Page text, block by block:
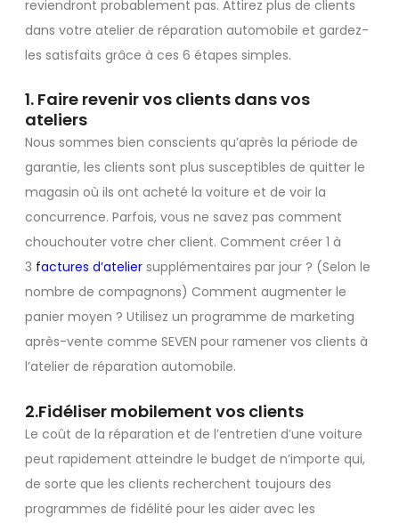
reviendront probablement pas. Attirez plus de clients
dans votre atelier de réparation automobile et gardez-
les satisfaits grâce à ces 6 étapes simples.
1. Faire revenir vos clients dans vos
ateliers
Nous sommes bien conscients qu’après la période de
garantie, les clients sont plus susceptibles de quitter le
magasin où ils ont acheté la voiture et de voir la
concurrence. Parfois, vous ne savez pas comment
chouchouter votre cher client. Comment créer 1 à
3 factures d’ateliersupplémentaires par jour ? (Selon le
nombre de compagnons) Comment augmenter le
panier moyen ? Utilisez un programme de marketing
après-vente comme SEVEN pour ramener vos clients à
l’atelier de réparation automobile.
2.Fidéliser mobilement vos clients
Le coût de la réparation et de l’entretien d’une voiture
peut rapidement atteindre le budget de n’importe qui,
de sorte que les clients recherchent toujours des
programmes de fidélité pour les aider avec les